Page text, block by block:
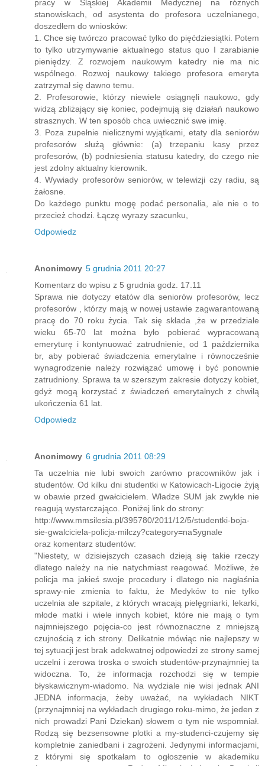
pracy w Śląskiej Akademii Medycznej na różnych
stanowiskach, od asystenta do profesora uczelnianego,
doszedłem do wniosków:
1. Chce się twórczo pracować tylko do pięćdziesiątki. Potem
to tylko utrzymywanie aktualnego status quo I zarabianie
pieniędzy. Z rozwojem naukowym katedry nie ma nic
wspólnego. Rozwoj naukowy takiego profesora emeryta
zatrzymał się dawno temu.
2. Profesorowie, którzy niewiele osiągnęli naukowo, gdy
widzą zbliżający się koniec, podejmują się działań naukowo
strasznych. W ten sposób chca uwiecznić swe imię.
3. Poza zupełnie nielicznymi wyjątkami, etaty dla seniorów
profesorów służą głównie: (a) trzepaniu kasy przez
profesorów, (b) podniesienia statusu katedry, do czego nie
jest zdolny aktualny kierownik.
4. Wywiady profesorów seniorów, w telewizji czy radiu, są
żałosne.
Do każdego punktu mogę podać personalia, ale nie o to
przecież chodzi. Łączę wyrazy szacunku,
Odpowiedz
Anonimowy 5 grudnia 2011 20:27
Komentarz do wpisu z 5 grudnia godz. 17.11
Sprawa nie dotyczy etatów dla seniorów profesorów, lecz
profesorów , którzy mają w nowej ustawie zagwarantowaną
pracę do 70 roku życia. Tak się składa ,że w przedziale
wieku 65-70 lat można było pobierać wypracowaną
emeryturę i kontynuować zatrudnienie, od 1 października
br, aby pobierać świadczenia emerytalne i równocześnie
wynagrodzenie należy rozwiązać umowę i być ponownie
zatrudniony. Sprawa ta w szerszym zakresie dotyczy kobiet,
gdyż mogą korzystać z świadczeń emerytalnych z chwilą
ukończenia 61 lat.
Odpowiedz
Anonimowy 6 grudnia 2011 08:29
Ta uczelnia nie lubi swoich zarówno pracowników jak i
studentów. Od kilku dni studentki w Katowicach-Ligocie żyją
w obawie przed gwałcicielem. Władze SUM jak zwykle nie
reagują wystarczająco. Poniżej link do strony:
http://www.mmsilesia.pl/395780/2011/12/5/studentki-boja-
sie-gwalciciela-policja-milczy?category=naSygnale
oraz komentarz studentów:
"Niestety, w dzisiejszych czasach dzieją się takie rzeczy
dlatego należy na nie natychmiast reagować. Możliwe, że
policja ma jakieś swoje procedury i dlatego nie nagłaśnia
sprawy-nie zmienia to faktu, że Medyków to nie tylko
uczelnia ale szpitale, z których wracają pielęgniarki, lekarki,
młode matki i wiele innych kobiet, które nie mają o tym
najmniejszego pojęcia-co jest równoznaczne z mniejszą
czujnością z ich strony. Delikatnie mówiąc nie najlepszy w
tej sytuacji jest brak adekwatnej odpowiedzi ze strony samej
uczelni i zerowa troska o swoich studentów-przynajmniej ta
widoczna. To, że informacja rozchodzi się w tempie
błyskawicznym-wiadomo. Na wydziale nie wisi jednak ANI
JEDNA informacja, żeby uważać, na wykładach NIKT
(przynajmniej na wykładach drugiego roku-mimo, że jeden z
nich prowadzi Pani Dziekan) słowem o tym nie wspomniał.
Rodzą się bezsensowne plotki a my-studenci-czujemy się
kompletnie zaniedbani i zagrożeni. Jedynymi informacjami,
z którymi się spotkałam to ogłoszenie w akademiku